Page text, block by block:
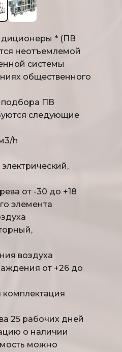
* (ПВ
неотъемлемой
системы
общественного
подбора ПВ
следующие
h
от -30 до +18
элемента
воздуха
от +26 до
25 рабочих дней
о наличии
можно